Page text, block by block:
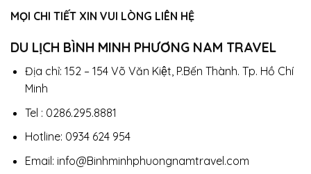
MỌI CHI TIẾT XIN VUI LÒNG LIÊN HỆ
DU LỊCH BÌNH MINH PHƯƠNG NAM TRAVEL
Địa chỉ: 152 – 154 Võ Văn Kiệt, P.Bến Thành. Tp. Hồ Chí
Minh
Tel : 0286.295.8881
Hotline: 0934 624 954
Email: info@Binhminhphuongnamtravel.com